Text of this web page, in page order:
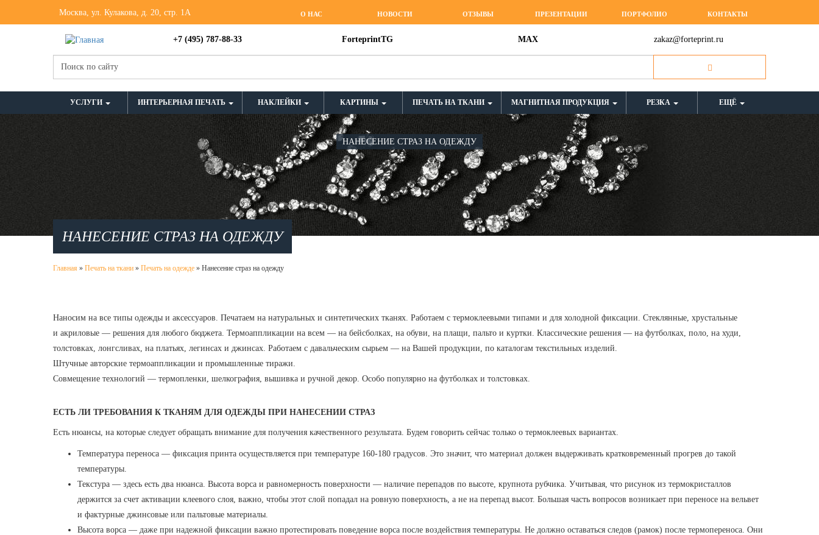
Москва, ул. Кулакова, д. 20, стр. 1А О НАС НОВОСТИ ОТЗЫВЫ ПРЕЗЕНТАЦИИ ПОРТФОЛИО КОНТАКТЫ
+7 (495) 787-88-33 ForteprintTG MAX zakaz@forteprint.ru
УСЛУГИ ИНТЕРЬЕРНАЯ ПЕЧАТЬ НАКЛЕЙКИ КАРТИНЫ ПЕЧАТЬ НА ТКАНИ МАГНИТНАЯ ПРОДУКЦИЯ РЕЗКА ЕЩЁ
НАНЕСЕНИЕ СТРАЗ НА ОДЕЖДУ
НАНЕСЕНИЕ СТРАЗ НА ОДЕЖДУ
Главная » Печать на ткани » Печать на одежде » Нанесение страз на одежду
Наносим на все типы одежды и аксессуаров. Печатаем на натуральных и синтетических тканях. Работаем с термоклеевыми типами и для холодной фиксации. Стеклянные, хрустальные
и акриловые — решения для любого бюджета. Термоаппликации на всем — на бейсболках, на обуви, на плащи, пальто и куртки. Классические решения — на футболках, поло, на худи,
толстовках, лонгсливах, на платьях, легинсах и джинсах. Работаем с давальческим сырьем — на Вашей продукции, по каталогам текстильных изделий.
Штучные авторские термоаппликации и промышленные тиражи.
Совмещение технологий — термопленки, шелкография, вышивка и ручной декор. Особо популярно на футболках и толстовках.
ЕСТЬ ЛИ ТРЕБОВАНИЯ К ТКАНЯМ ДЛЯ ОДЕЖДЫ ПРИ НАНЕСЕНИИ СТРАЗ
Есть нюансы, на которые следует обращать внимание для получения качественного результата. Будем говорить сейчас только о термоклеевых вариантах.
Температура переноса — фиксация принта осуществляется при температуре 160-180 градусов. Это значит, что материал должен выдерживать кратковременный прогрев до такой
температуры.
Текстура — здесь есть два нюанса. Высота ворса и равномерность поверхности — наличие перепадов по высоте, крупнота рубчика. Учитывая, что рисунок из термокристаллов
держится за счет активации клеевого слоя, важно, чтобы этот слой попадал на ровную поверхность, а не на перепад высот. Большая часть вопросов возникает при переносе на вельвет
и фактурные джинсовые или пальтовые материалы.
Высота ворса — даже при надежной фиксации важно протестировать поведение ворса после воздействия температуры. Не должно оставаться следов (рамок) после термопереноса. Они